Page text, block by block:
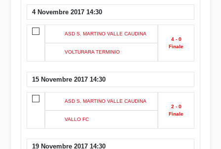
4 Novembre 2017 14:30
ASD S. MARTINO VALLE CAUDINA
VOLTURARA TERMINIO
4 - 0
Finale
15 Novembre 2017 14:30
ASD S. MARTINO VALLE CAUDINA
VALLO FC
2 - 0
Finale
19 Novembre 2017 14:30